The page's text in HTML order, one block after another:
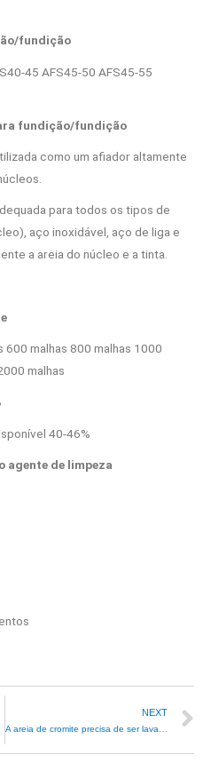
fundição
45 AFS45-50 AFS45-55
fundição/fundição
como um afiador altamente
para todos os tipos de
aço inoxidável, aço de liga e
a areia do núcleo e a tinta.
600 malhas 800 malhas 1000
malhas
40-46%
agente de limpeza
NEXT
A areia de cromite precisa de ser lavada para cumprir os padrões de qualidade?